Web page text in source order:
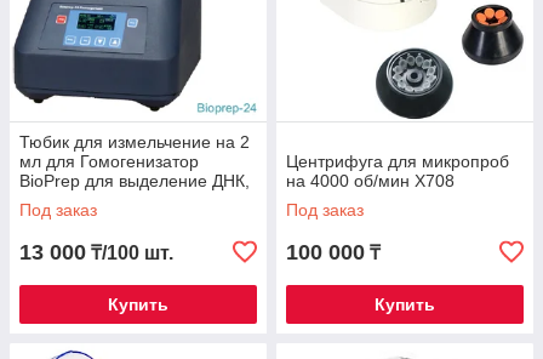
Тюбик для измельчение на 2
мл для Гомогенизатор
BioPrep для выделение ДНК,
РНК и т.д.
Под заказ
13 000 ₸/100 шт.
Купить
Центрифуга для микропроб
на 4000 об/мин X708
Под заказ
100 000 ₸
Купить